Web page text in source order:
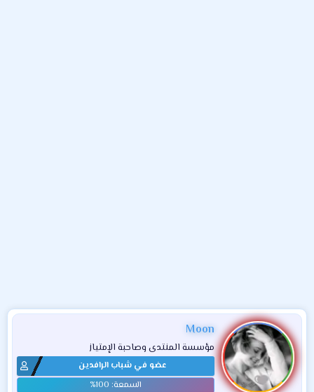
Moon
مؤسسة المنتدى وصاحبة الإمتياز
عضو في شباب الرافدين